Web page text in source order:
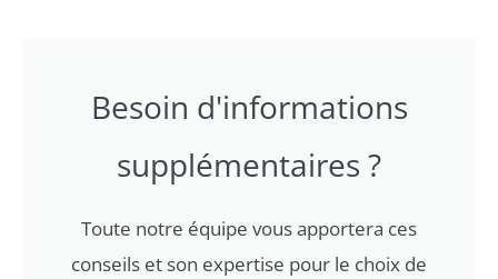
Besoin d'informations
supplémentaires ?
Toute notre équipe vous apportera ces
conseils et son expertise pour le choix de